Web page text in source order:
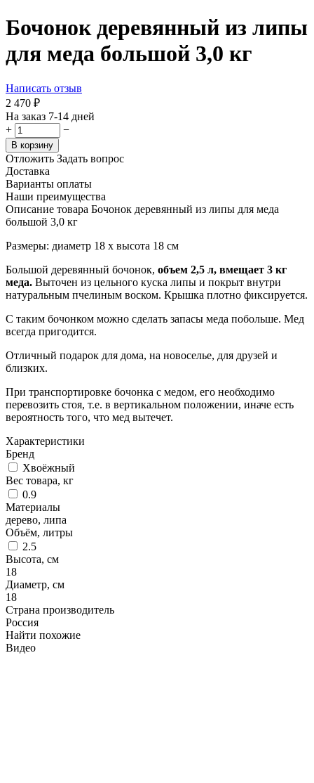
Бочонок деревянный из липы
для меда большой 3,0 кг
Написать отзыв
2 470 ₽
На заказ 7-14 дней
+
−
В корзину
Отложить Задать вопрос
Доставка
Варианты оплаты
Наши преимущества
Описание товара Бочонок деревянный из липы для меда
большой 3,0 кг
Размеры: диаметр 18 х высота 18 см
Большой деревянный бочонок, объем 2,5 л, вмещает 3 кг
меда. Выточен из цельного куска липы и покрыт внутри
натуральным пчелиным воском. Крышка плотно фиксируется.
С таким бочонком можно сделать запасы меда побольше. Мед
всегда пригодится.
Отличный подарок для дома, на новоселье, для друзей и
близких.
При транспортировке бочонка с медом, его необходимо
перевозить стоя, т.е. в вертикальном положении, иначе есть
вероятность того, что мед вытечет.
Характеристики
Бренд
Хвоёжный
Вес товара, кг
0.9
Материалы
дерево, липа
Объём, литры
2.5
Высота, см
18
Диаметр, см
18
Страна производитель
Россия
Найти похожие
Видео